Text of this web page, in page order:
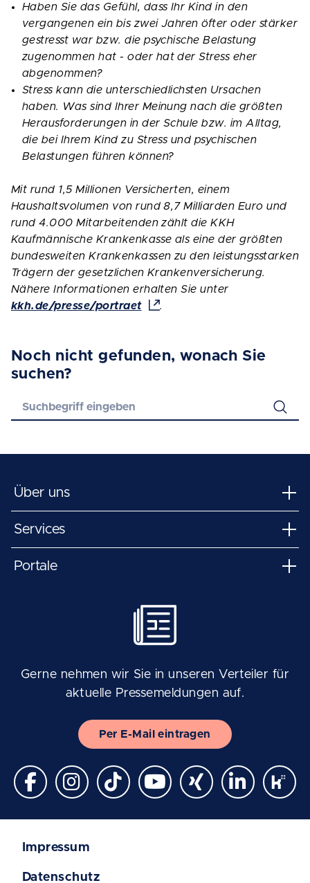
Haben Sie das Gefühl, dass Ihr Kind in den
vergangenen ein bis zwei Jahren öfter oder stärker
gestresst war bzw. die psychische Belastung
zugenommen hat - oder hat der Stress eher
abgenommen?
Stress kann die unterschiedlichsten Ursachen
haben. Was sind Ihrer Meinung nach die größten
Herausforderungen in der Schule bzw. im Alltag,
die bei Ihrem Kind zu Stress und psychischen
Belastungen führen können?
Mit rund 1,5 Millionen Versicherten, einem
Haushaltsvolumen von rund 8,7 Milliarden Euro und
rund 4.000 Mitarbeitenden zählt die KKH
Kaufmännische Krankenkasse als eine der größten
bundesweiten Krankenkassen zu den leistungsstarken
Trägern der gesetzlichen Krankenversicherung.
Nähere Informationen erhalten Sie unter
kkh.de/presse/portraet
.
Noch nicht gefunden, wonach Sie
suchen?
Über uns
Services
Portale
Gerne nehmen wir Sie in unseren Verteiler für
aktuelle Pressemeldungen auf.
Per E-Mail eintragen
Impressum
Datenschutz